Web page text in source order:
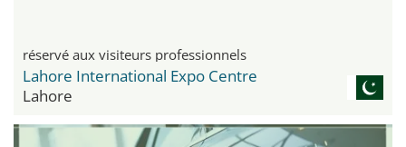
réservé aux visiteurs professionnels
Lahore International Expo Centre
Lahore